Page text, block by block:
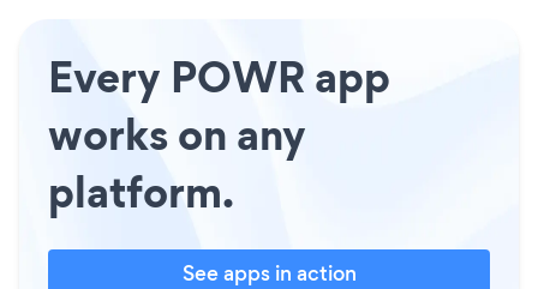
Every POWR app
works on any
platform.
See apps in action